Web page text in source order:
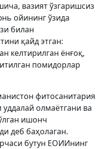
вазият ўзгаришсиз
ойининг ўзида
билан
қайд этган:
келтирилган ёнғоқ,
помидорлар
фитосанитария
олмаётгани ва
ишонч
деб баҳолаган.
бутун ЕОИИнинг